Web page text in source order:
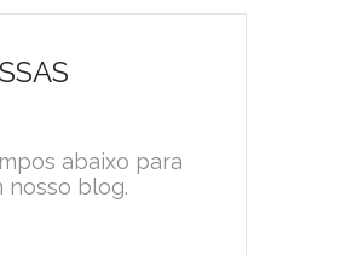
abaixo para
nosso blog.